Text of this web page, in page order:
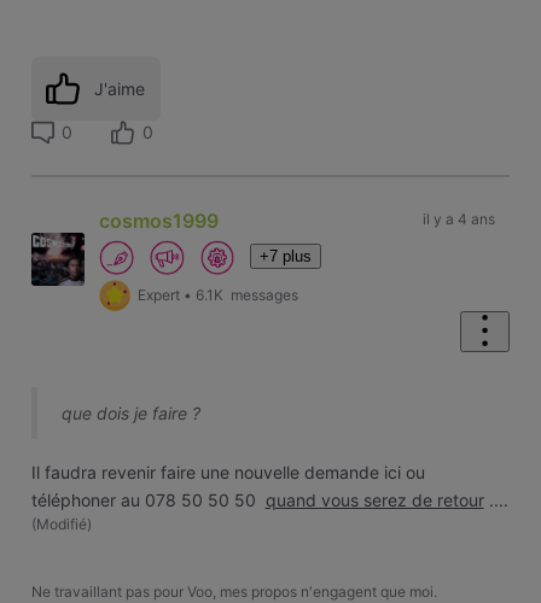
J'aime
0 0
cosmos1999
+7 plus
Expert • 6.1K messages
il y a 4 ans
que dois je faire ?
Il faudra revenir faire une nouvelle demande ici ou
téléphoner au 078 50 50 50 quand vous serez de retour....
(Modifié)
Ne travaillant pas pour Voo, mes propos n'engagent que moi.